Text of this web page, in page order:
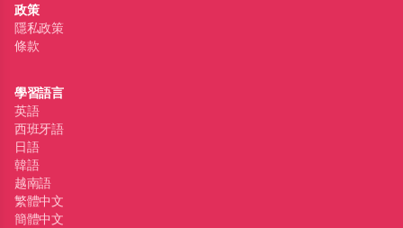
政策
隱私政策
條款
學習語言
英語
西班牙語
日語
韓語
越南語
繁體中文
簡體中文